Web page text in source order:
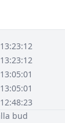
bud